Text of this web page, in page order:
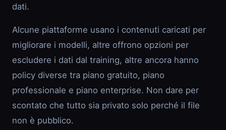
dati.
Alcune piattaforme usano i contenuti caricati per
migliorare i modelli, altre offrono opzioni per
escludere i dati dal training, altre ancora hanno
policy diverse tra piano gratuito, piano
professionale e piano enterprise. Non dare per
scontato che tutto sia privato solo perché il file
non è pubblico.